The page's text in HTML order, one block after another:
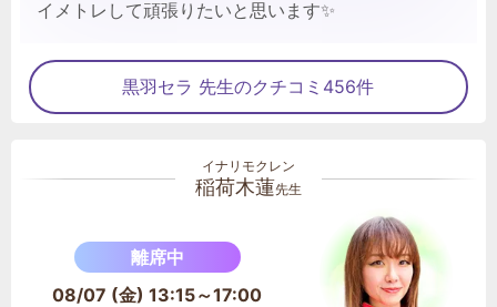
イメトレして頑張りたいと思います✨
黒羽セラ 先生のクチコミ456件
稲荷木蓮先生
離席中
08/07 (金) 13:15～17:00